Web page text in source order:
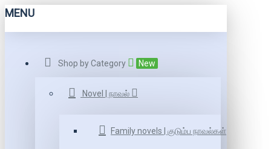
MENU
Shop by Category New
Novel | நாவல்
Family novels | குடும்ப நாவல்கள்